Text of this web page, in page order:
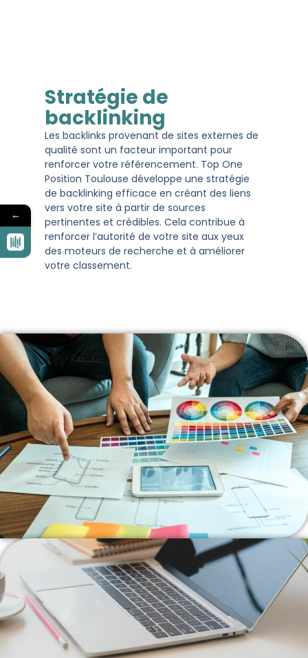
Stratégie de
backlinking
Les backlinks provenant de sites externes de
qualité sont un facteur important pour
renforcer votre référencement. Top One
Position Toulouse développe une stratégie
de backlinking efficace en créant des liens
vers votre site à partir de sources
pertinentes et crédibles. Cela contribue à
renforcer l’autorité de votre site aux yeux
des moteurs de recherche et à améliorer
votre classement.
←